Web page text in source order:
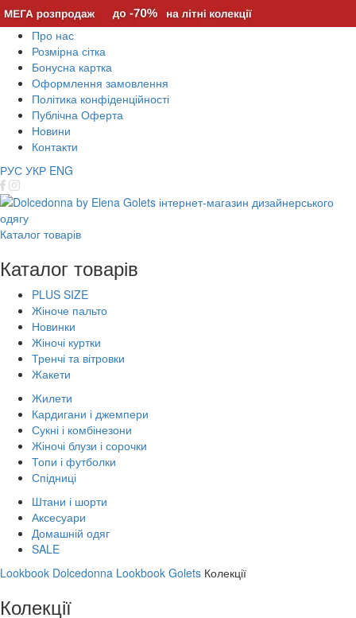
Про нас
Розмірна сітка
Бонусна картка
Оформлення замовлення
Політика конфіденційності
Публічна Оферта
Новини
Контакти
РУС УКР ENG
Каталог товарів
Каталог товарів
PLUS SIZE
Жіноче пальто
Новинки
Жіночі куртки
Тренчі та вітровки
Жакети
Жилети
Кардигани і джемпери
Сукні і комбінезони
Жіночі блузи і сорочки
Топи і футболки
Спідниці
Штани і шорти
Аксесуари
Домашній одяг
SALE
Lookbook Dolcedonna Lookbook Golets Колекції
Колекції